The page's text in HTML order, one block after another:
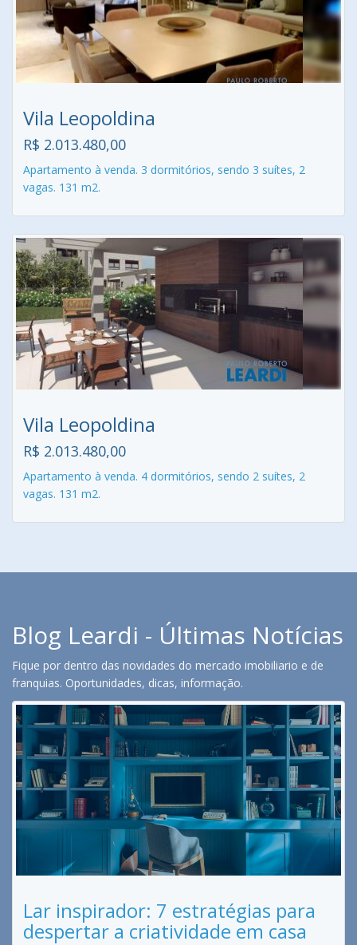
Vila Leopoldina
R$ 2.013.480,00
Apartamento à venda. 3 dormitórios, sendo 3 suítes, 2
vagas. 131 m2.
Vila Leopoldina
R$ 2.013.480,00
Apartamento à venda. 4 dormitórios, sendo 2 suítes, 2
vagas. 131 m2.
Blog Leardi - Últimas Notícias
Fique por dentro das novidades do mercado imobiliario e de
franquias. Oportunidades, dicas, informação.
Lar inspirador: 7 estratégias para
despertar a criatividade em casa